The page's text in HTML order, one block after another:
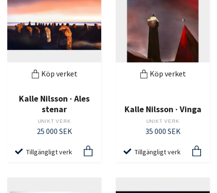
Köp verket
Kalle Nilsson · Ales
stenar
UNIKT VERK
25 000 SEK
Tillgängligt verk
Köp verket
Kalle Nilsson · Vinga
UNIKT VERK
35 000 SEK
Tillgängligt verk